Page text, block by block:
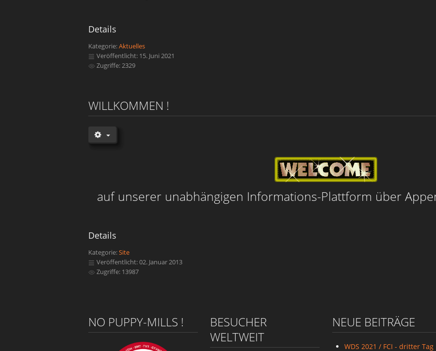
Details
Kategorie:Aktuelles
Veröffentlicht: 15. Juni 2021
Zugriffe: 2329
WILLKOMMEN !
auf unserer unabhängigen Informations-Plattform über
Details
Kategorie:Site
Veröffentlicht: 02. Januar 2013
Zugriffe: 13987
NO PUPPY-MILLS !
BESUCHER
WELTWEIT
NEUE BEITRÄGE
WDS 2021 / FCI - dritter Tag